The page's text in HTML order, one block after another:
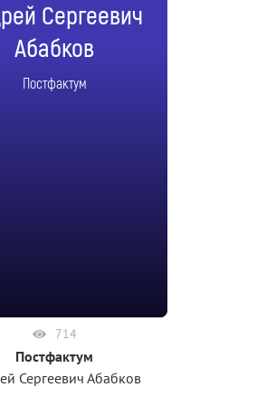
Сергеевич
Абабков
Постфактум
714
Постфактум
Сергеевич Абабков